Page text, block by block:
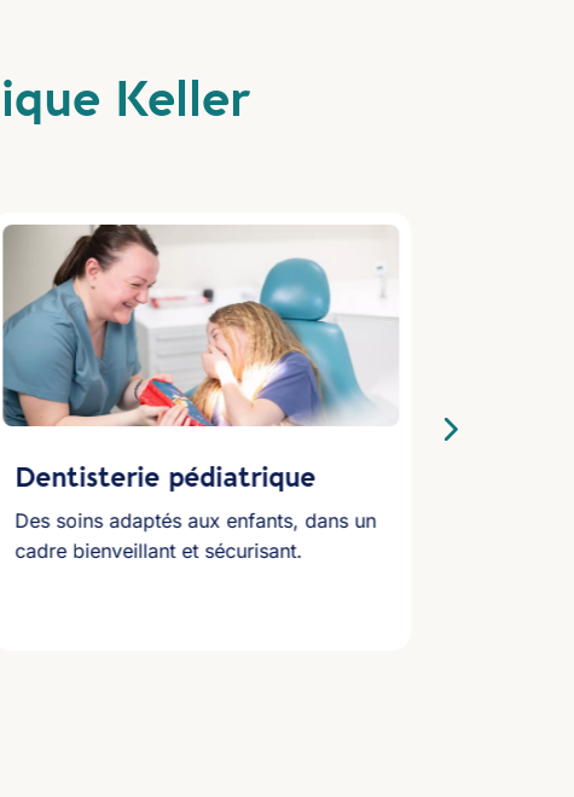
Keller
Dentisterie pédiatrique
Des soins adaptés aux enfants, dans un
cadre bienveillant et sécurisant.